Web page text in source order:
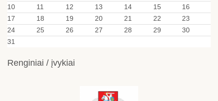
10
11 12 13 14 15
16
17
18 19 20 21 22
23
24
25 26 27 28 29
30
31
Renginiai / įvykiai